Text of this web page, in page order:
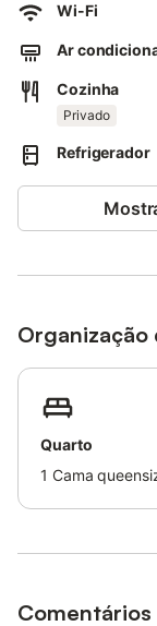
ideal para relaxar
estadia.
O apartamento
acesso a
não são permitidos
No momento, há
frente ao
Wi-Fi
Ar
Cozinha
Privado
Refrigerador
Organização
Quarto
1 Cama